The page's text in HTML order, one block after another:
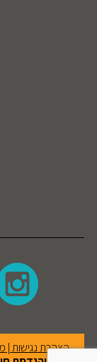
הצהרת נגישות|